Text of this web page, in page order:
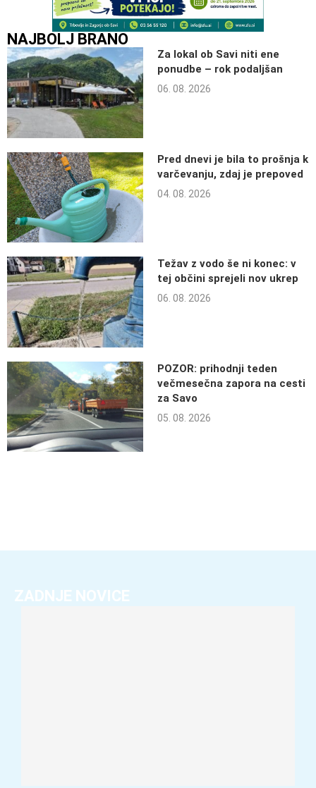
NAJBOLJ BRANO
Za lokal ob Savi niti ene
ponudbe – rok podaljšan
06. 08. 2026
Pred dnevi je bila to prošnja k
varčevanju, zdaj je prepoved
04. 08. 2026
Težav z vodo še ni konec: v
tej občini sprejeli nov ukrep
06. 08. 2026
POZOR: prihodnji teden
večmesečna zapora na cesti
za Savo
05. 08. 2026
ZADNJE NOVICE